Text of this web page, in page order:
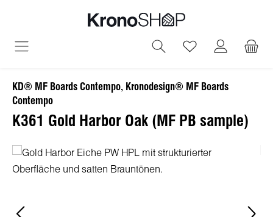
Du hast 0
KD® MF Boards Contempo, Kronodesign® MF Boards
Contempo
K361 Gold Harbor Oak (MF PB sample)
Bildergalerie überspringen